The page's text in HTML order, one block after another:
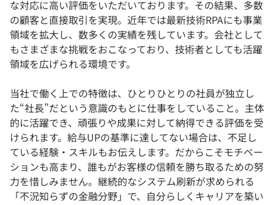
な対応に高い評価をいただいております。その結果、多数
の顧客と直接取引を実現。近年では最新技術RPAにも事業
領域を拡大し、数多くの実績を残しています。会社として
もさまざまな挑戦をおこなっており、技術者としても活躍
領域を広げられる環境です。
当社で働く上での特徴は、ひとりひとりの社員が独立し
た“社長”だという意識のもとに仕事をしていること。主体
的に活躍でき、頑張りや成果に対して納得できる評価を受
けられます。給与UPの基準に達してない場合は、不足し
ている経験・スキルもお伝えします。だからこそモチベー
ションも高まり、誰もがお客様の信頼を勝ち取るための努
力を惜しみません。継続的なシステム刷新が求められる
「不況知らずの金融分野」で、自分らしくキャリアを築い